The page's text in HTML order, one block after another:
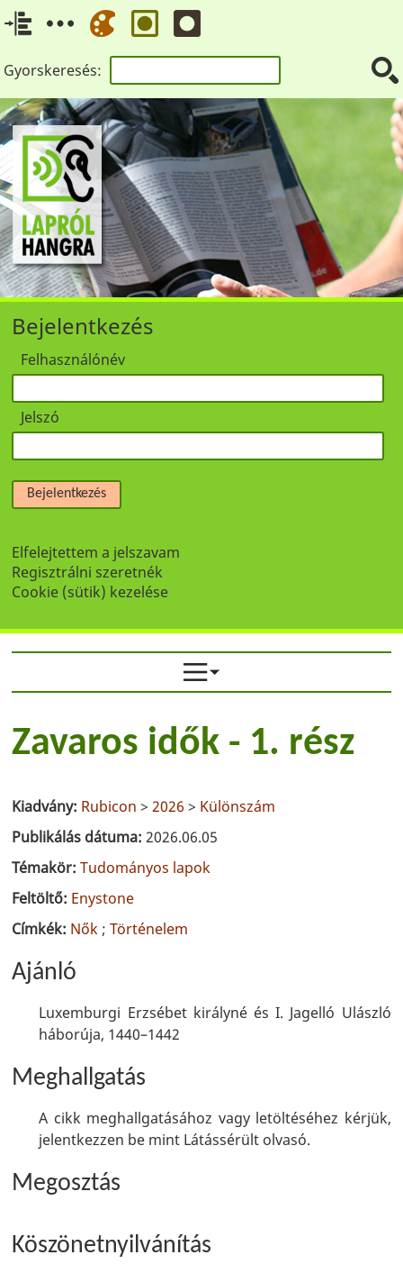
Gyorskeresés:
Bejelentkezés
Felhasználónév
Jelszó
Bejelentkezés
Elfelejtettem a jelszavam
Regisztrálni szeretnék
Cookie (sütik) kezelése
Zavaros idők - 1. rész
Kiadvány: Rubicon >2026 > Különszám
Publikálás dátuma:2026.06.05
Témakör:Tudományos lapok
Feltöltő: Enystone
Címkék: Nők ;Történelem
Ajánló
Luxemburgi Erzsébet királyné és I. Jagelló Ulászló
háborúja, 1440–1442
Meghallgatás
A cikk meghallgatásához vagy letöltéséhez kérjük,
jelentkezzen be mint Látássérült olvasó.
Megosztás
Köszönetnyilvánítás